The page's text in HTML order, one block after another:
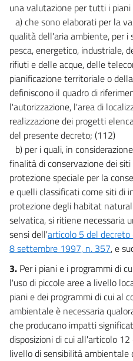
11
12
13
14
15
16
17
18
((LA VALUTAZIONE
19
20
21
22
23
24
24 bis
25
26
26 bis
una valutazione per tutti i piani
a) che sono elaborati per la
qualità dell'aria ambiente, per
pesca, energetico, industriale,
rifiuti e delle acque, delle
pianificazione territoriale o
definiscono il quadro di
l'autorizzazione, l'area di
realizzazione dei progetti
del presente decreto; (112)
b) per i quali, in
finalità di conservazione dei
protezione speciale per la
e quelli classificati come siti di
protezione degli habitat
selvatica, si ritiene necessaria
sensi dell'articolo 5 del
8 settembre 1997, n. 357, e
3. Per i piani e i programmi di
l'uso di piccole aree a livello
piani e dei programmi di cui al
ambientale è necessaria
che producano impatti
disposizioni di cui all'articolo
livello di sensibilità